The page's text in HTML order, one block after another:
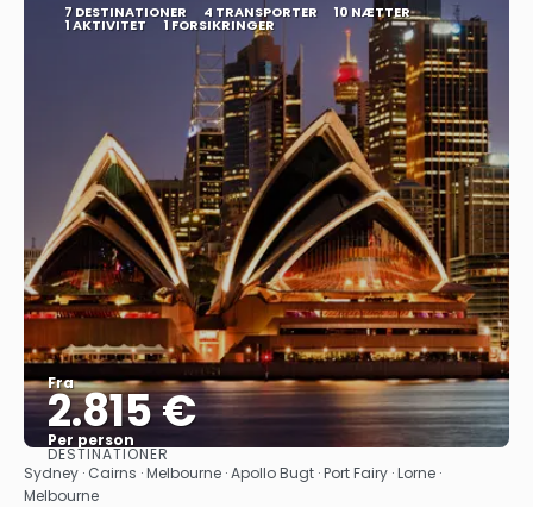
7 DESTINATIONER 4 TRANSPORTER 10 NÆTTER
1 AKTIVITET 1 FORSIKRINGER
Fra
2.815 €
Per person
Se
DESTINATIONER
Sydney · Cairns · Melbourne · Apollo Bugt · Port Fairy · Lorne ·
Melbourne